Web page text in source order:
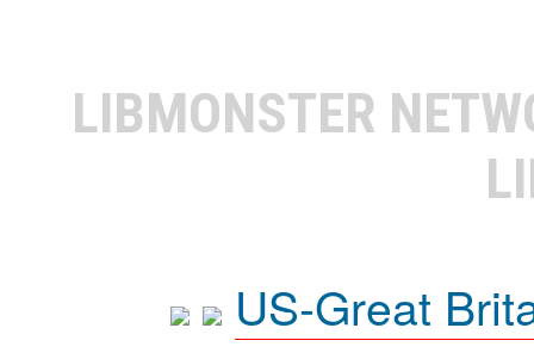
LIBMONSTER
US-Great